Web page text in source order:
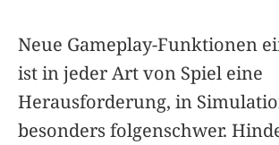
Neue Gameplay-Funktionen
ist in jeder Art von Spiel eine
Herausforderung, in
besonders folgenschwer.